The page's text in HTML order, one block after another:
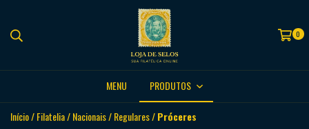
0
MENU PRODUTOS
Início/Filatelia/Nacionais/Regulares/Próceres